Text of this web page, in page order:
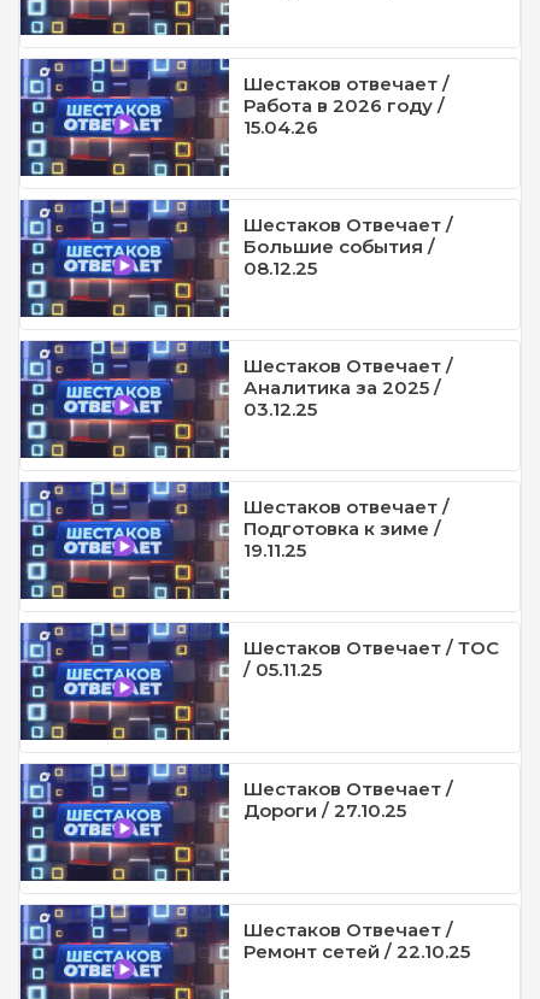
Шестаков отвечает /
Работа в 2026 году /
15.04.26
Шестаков Отвечает /
Большие события /
08.12.25
Шестаков Отвечает /
Аналитика за 2025 /
03.12.25
Шестаков отвечает /
Подготовка к зиме /
19.11.25
Шестаков Отвечает / ТОС
/ 05.11.25
Шестаков Отвечает /
Дороги / 27.10.25
Шестаков Отвечает /
Ремонт сетей / 22.10.25